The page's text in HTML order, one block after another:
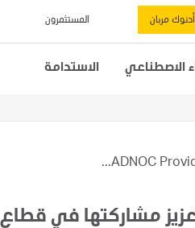
أدنوك مربان المستثمرون
الاصطناعي الاستدامة
ADNOC
مشاركتها في قطاع